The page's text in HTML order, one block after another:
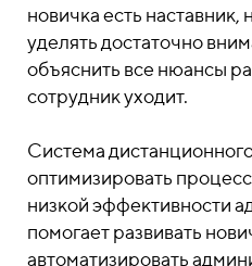
новичка есть наставник,
уделять достаточно
объяснить все нюансы
сотрудник уходит.
Система
оптимизировать
низкой эффективности
помогает развивать
автоматизировать